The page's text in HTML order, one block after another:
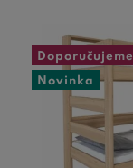
Doporučujeme
Novinka